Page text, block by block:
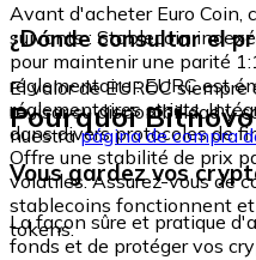
Avant d'acheter Euro Coin,
suivants : Stablecoin
pour maintenir une parité
réglementaire : EURC est
réglementaires stricts.
dans divers protocoles de
Offre une stabilité de prix
volatiles. Assurez-vous de
stablecoins fonctionnent et
tokens.
¿Dónde consultar el
El valor de EUROC
revisar su disponibilidad y
nuestrapágina de compra
Pourquoi
Vous gardez vos
La façon sûre et pratique
fonds et de protéger vos